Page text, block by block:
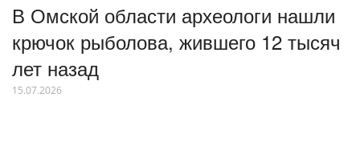
В Омской области археологи нашли
крючок рыболова, жившего 12 тысяч
лет назад
15.07.2026